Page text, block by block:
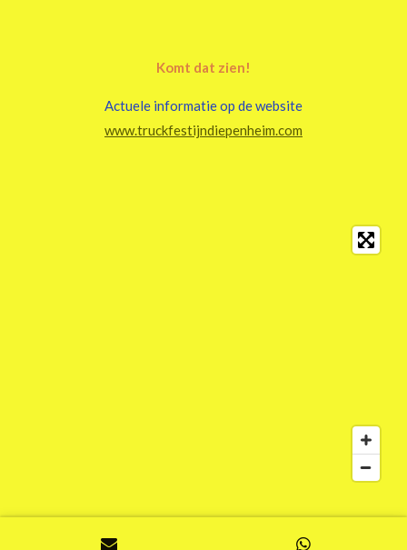
Komt dat zien!
Actuele informatie op de website
www.truckfestijndiepenheim.com